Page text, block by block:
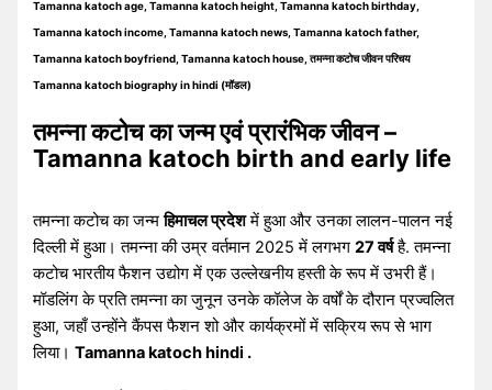
Tamanna katoch age, Tamanna katoch height, Tamanna katoch birthday,
Tamanna katoch income, Tamanna katoch news, Tamanna katoch father,
Tamanna katoch boyfriend, Tamanna katoch house, तमन्ना कटोच जीवन परिचय
Tamanna katoch biography in hindi (मॉडल)
तमन्ना कटोच का जन्म एवं प्रारंभिक जीवन –
Tamanna katoch birth and early life
तमन्ना कटोच का जन्महिमाचल प्रदेशमें हुआ और उनका लालन-पालन नई
दिल्ली में हुआ। तमन्ना की उम्र वर्तमान 2025 में लगभग27 वर्षहै. तमन्ना
कटोच भारतीय फैशन उद्योग में एक उल्लेखनीय हस्ती के रूप में उभरी हैं।
मॉडलिंग के प्रति तमन्ना का जुनून उनके कॉलेज के वर्षों के दौरान प्रज्वलित
हुआ, जहाँ उन्होंने कैंपस फैशन शो और कार्यक्रमों में सक्रिय रूप से भाग
लिया।Tamanna katoch hindi .